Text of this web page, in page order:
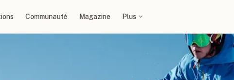
Communauté Magazine Plus